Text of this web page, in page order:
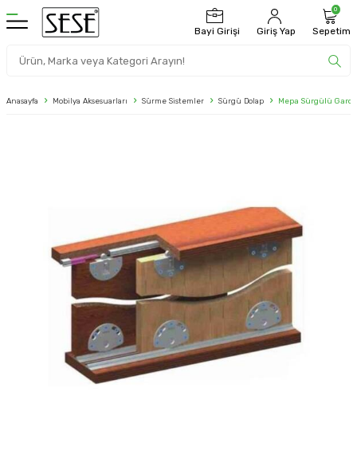
Bayi Girişi Giriş Yap
0
Sepetim
Anasayfa Mobilya Aksesuarları Sürme Sistemler Sürgü Dolap Mepa Sürgülü